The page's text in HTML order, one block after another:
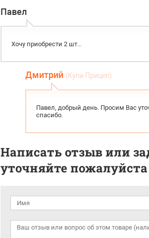
Павел
Хочу приобрести 2 шт...
Дмитрий (Купи Прицеп)
Павел, добрый день. Просим Вас
спасибо.
Написать отзыв или
уточняйте пожалуйста